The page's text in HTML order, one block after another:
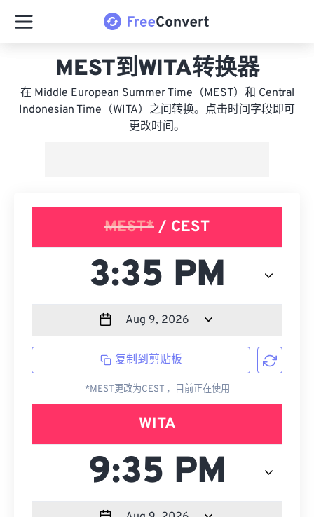
MEST到WITA转换器
在 Middle European Summer Time（MEST）和 Central
Indonesian Time（WITA）之间转换。点击时间字段即可
更改时间。
MEST* / CEST
复制到剪贴板
*MEST更改为CEST ，目前正在使用
WITA